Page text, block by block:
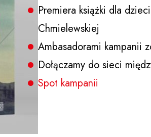
Premiera książki dla
Chmielewskiej
Ambasadorami kampanii
Dołączamy do sieci
Spot kampanii